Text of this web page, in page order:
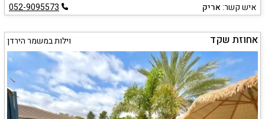
איש קשר:אריק 052-9095573
אחוזת שקד וילות במשמר הירדן